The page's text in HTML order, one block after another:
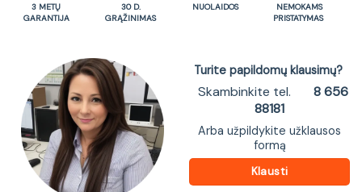
3 METŲ
GARANTIJA
30 D.
GRĄŽINIMAS
NUOLAIDOS
NEMOKAMS
PRISTATYMAS
Turite papildomų klausimų?
Skambinkite tel.
8 656
88181
Arba užpildykite užklausos
formą
Klausti